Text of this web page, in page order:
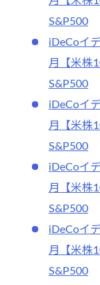
S&P500
iDeCoイ
月【米株
S&P500
iDeCoイ
月【米株
S&P500
iDeCoイ
月【米株
S&P500
iDeCoイ
月【米株
S&P500